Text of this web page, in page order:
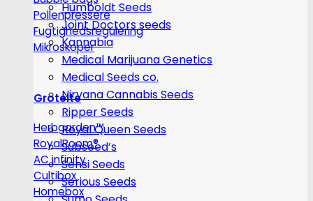
Pollenpressere
Fugtighedsregulering
Mikroskoper
Grotelte
Herbgarden™
RoyalRoom®
AC infinity
Cultibox
Homebox
Humboldt Seeds
Joint Doctors seeds
Kannabia
Medical Marijuana Genetics
Medical Seeds co.
Nirvana Cannabis Seeds
Ripper Seeds
Royal Queen Seeds
Subseed’s
Sensi Seeds
Serious Seeds